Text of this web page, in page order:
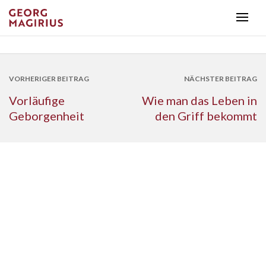
VORHERIGER BEITRAG
Vorläufige
Geborgenheit
NÄCHSTER BEITRAG
Wie man das Leben in
den Griff bekommt